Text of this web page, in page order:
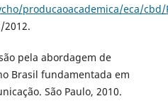
producaoacademica/eca/cbd/
2012.
pela abordagem de
Brasil fundamentada em
São Paulo, 2010.